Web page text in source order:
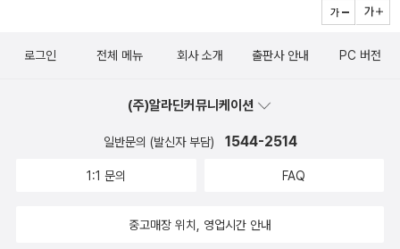
없는 거지? 나도 이름이 있는데, 사람들 앞에 떳떳하게 말하지 못하
무지와 편견이 만든 세상에 꼼짝없이 갇혀 있다.이때 V는 결심한다.
보자. V는 조용하고, 항상 가만히 있기만 한 존재가 아니다. V는 끊임
없이 움직인다. 질 속에 엄청난 양의 미생물이 떼 지어서 모여 살고 있
질은 몸의 첫 번째 방어선이다. 만약 방어선이 무너져서 미생물 생태
어난다. 그래서 세균성 질염이 생기면 질에서 ‘비린내’가 난다. 하지만
이 다 녹아서 사라졌다면 과학책을 펼쳐 보는 일이 없었을 것이다.현
식어 버린 꿈은 흐르는 시간에 씻겨서 사라진다. 이대로 방치할 수 없
반 정도 펼칠 수 있다. 나는 ‘과학자가 되는 꿈’을 ‘과학책방 주인장이
되는 꿈’으로 바꾸었고, 그 꿈을 이루기 위해 ‘과학책방 담다’를 만들
로 감사드린다. ‘과학책방 담다’의 처음이자 마지막인 추천 도서는 총
로그인 전체 메뉴 회사 소개 출판사 안내 PC 버전
(주)알라딘커뮤니케이션
일반문의 (발신자 부담) 1544-2514
1:1 문의 FAQ
중고매장 위치, 영업시간 안내